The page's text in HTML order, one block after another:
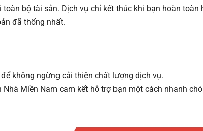
bộ tài sản. Dịch vụ chỉ kết thúc khi bạn hoàn toàn
đã thống nhất.
không ngừng cải thiện chất lượng dịch vụ.
Miền Nam cam kết hỗ trợ bạn một cách nhanh